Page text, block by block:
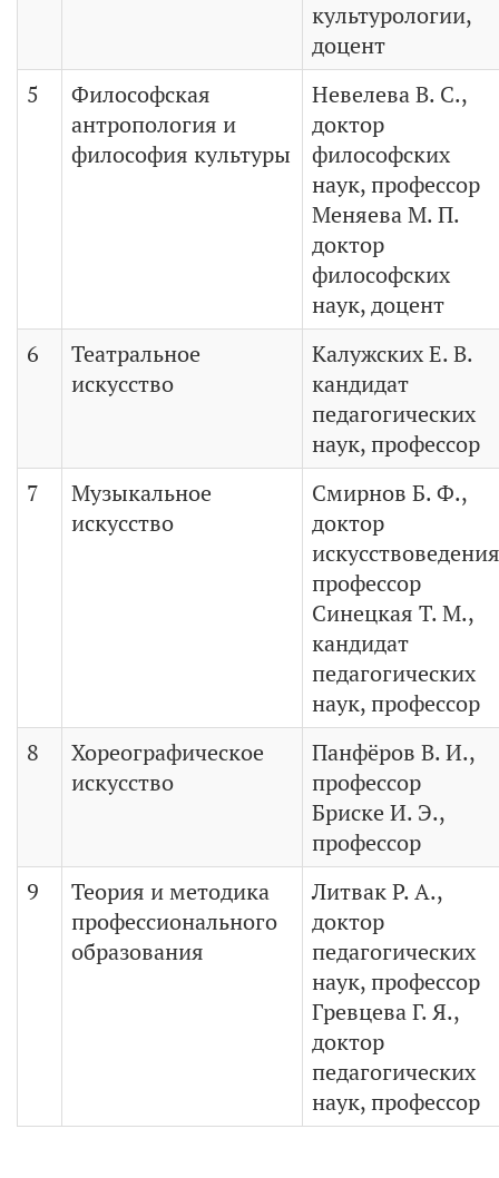
культурологии,
доцент
5
Философская
антропология и
философия культуры
Невелева В. С.,
доктор
философских
наук, профессор
Меняева М. П.
доктор
философских
наук, доцент
6
Театральное
искусство
Калужских Е. В.
кандидат
педагогических
наук, профессор
7
Музыкальное
искусство
Смирнов Б. Ф.,
доктор
профессор
Синецкая Т. М.,
кандидат
педагогических
наук, профессор
8
Хореографическое
искусство
Панфёров В. И.,
профессор
Бриске И. Э.,
профессор
9
Теория и методика
профессионального
образования
Литвак Р. А.,
доктор
педагогических
наук, профессор
Гревцева Г. Я.,
доктор
педагогических
наук, профессор